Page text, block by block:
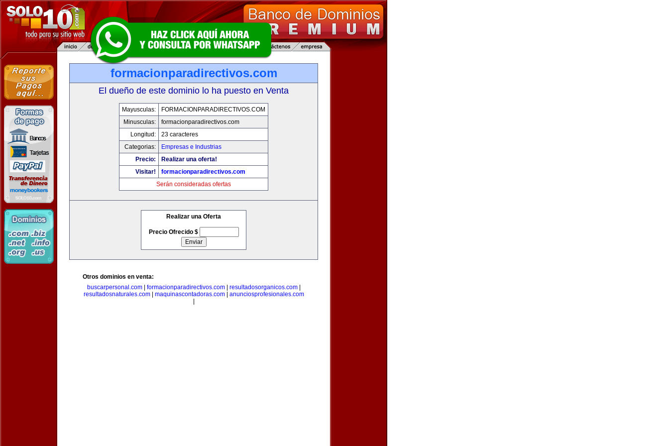
formacionparadirectivos.com
El dueño de este dominio lo ha puesto en Venta
Mayusculas:
FORMACIONPARADIRECTIVOS.COM
Minusculas:
formacionparadirectivos.com
Longitud:
23 caracteres
Categorias:
Empresas e Industrias
Precio:
Realizar una oferta!
Visitar!
formacionparadirectivos.com
Serán consideradas ofertas
Realizar una Oferta
Precio Ofrecido $
Otros dominios en venta:
buscarpersonal.com| formacionparadirectivos.com| resultadosorganicos.com|
resultadosnaturales.com| maquinascontadoras.com| anunciosprofesionales.com